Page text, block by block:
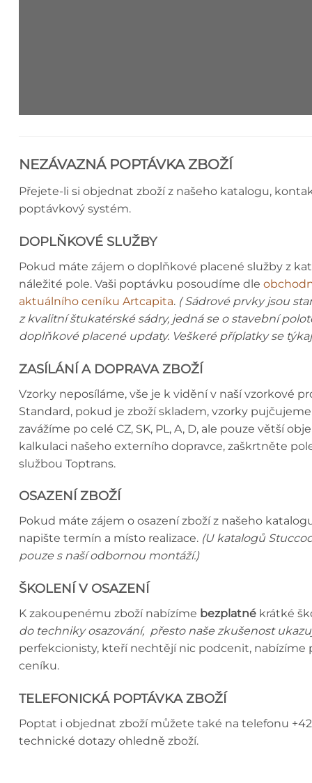
NEZÁVAZNÁ POPTÁVKA ZBOŽÍ
Přejete-li si objednat zboží z našeho katalogu,
poptávkový systém.
DOPLŇKOVÉ SLUŽBY
Pokud máte zájem o doplňkové placené služby z
náležité pole. Vaši poptávku posoudíme dle
aktuálního ceníku Artcapita. ( Sádrové prvky jsou
z kvalitní štukatérské sádry, jedná se o stavební
doplňkové placené updaty. Veškeré příplatky se
ZASÍLÁNÍ A DOPRAVA ZBOŽÍ
Vzorky neposíláme, vše je k vidění v naší vzorkové
Standard, pokud je zboží skladem, vzorky
zavážíme po celé CZ, SK, PL, A, D, ale pouze větší
kalkulaci našeho externího dopravce, zaškrtněte
službou Toptrans.
OSAZENÍ ZBOŽÍ
Pokud máte zájem o osazení zboží z našeho
napište termín a místo realizace. (U katalogů
pouze s naší odbornou montáží.)
ŠKOLENÍ V OSAZENÍ
K zakoupenému zboží nabízíme bezplatné krátké
do techniky osazování, přesto naše zkušenost
perfekcionisty, kteří nechtějí nic podcenit,
ceníku.
TELEFONICKÁ POPTÁVKA ZBOŽÍ
Poptat i objednat zboží můžete také na telefonu
technické dotazy ohledně zboží.